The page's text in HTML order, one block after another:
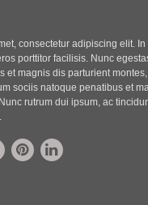
consectetur adipiscing elit.
porttitor facilisis. Nunc
et magnis dis parturient
sociis natoque penatibus et
rutrum dui ipsum, ac